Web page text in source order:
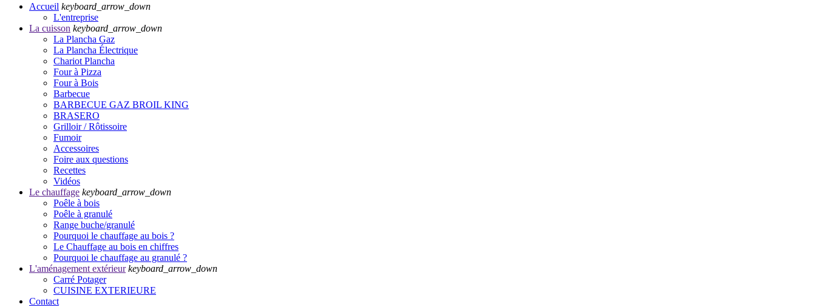
Accueil keyboard_arrow_down
L'entreprise
La cuisson keyboard_arrow_down
La Plancha Gaz
La Plancha Électrique
Chariot Plancha
Four à Pizza
Four à Bois
Barbecue
BARBECUE GAZ BROIL KING
BRASERO
Grilloir / Rôtissoire
Fumoir
Accessoires
Foire aux questions
Recettes
Vidéos
Le chauffage keyboard_arrow_down
Poêle à bois
Poêle à granulé
Range buche/granulé
Pourquoi le chauffage au bois ?
Le Chauffage au bois en chiffres
Pourquoi le chauffage au granulé ?
L'aménagement extérieur keyboard_arrow_down
Carré Potager
CUISINE EXTERIEURE
Contact